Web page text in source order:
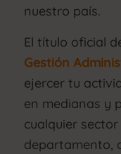
nuestro país.
El título oficial
Gestión
ejercer tu
en medianas y
cualquier
departamento,